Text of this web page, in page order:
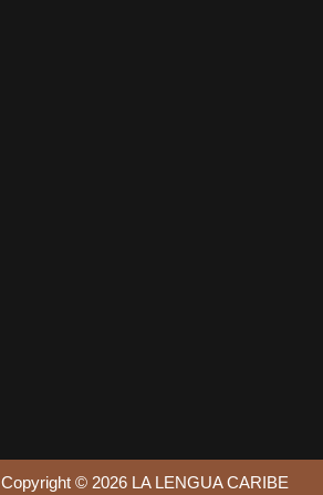
Copyright © 2026 LA LENGUA CARIBE